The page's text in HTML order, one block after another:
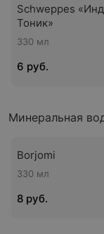
Schweppes
Тоник»
330 мл
6 руб.
Минеральная
Borjomi
330 мл
8 руб.